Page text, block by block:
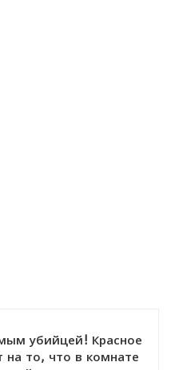
убийцей! Красное
на то, что в комнате